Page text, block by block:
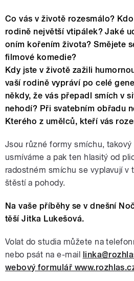
Co vás v životě rozesmálo?
rodině největší vtipálek? Jaké
oním kořením života? Smějete
filmové komedie?
Kdy jste v životě zažili
vaší rodině vypráví po celé
někdy, že vás přepadl smích v
nehodí? Při svatebním obřadu
Kterého z umělců, kteří vás
Jsou různé formy smíchu,
usmíváme a pak ten hlasitý od
radostném smíchu se vyplavují v
štěstí a pohody.
Na vaše příběhy se v dnešní
těší Jitka Lukešová.
Volat do studia můžete na
nebo psát na e-mail
webový formulář